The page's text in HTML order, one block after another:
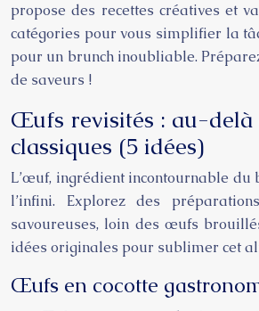
propose des recettes créatives et
catégories pour vous simplifier la
pour un brunch inoubliable.
de saveurs !
Œufs revisités : au-delà
classiques (5 idées)
L’œuf, ingrédient incontournable du
l’infini. Explorez des
savoureuses, loin des œufs
idées originales pour sublimer cet
Œufs en cocotte